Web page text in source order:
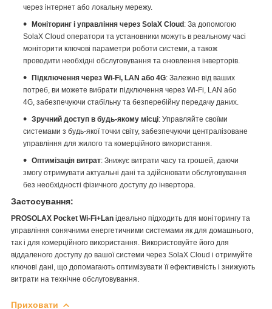
через інтернет або локальну мережу.
Моніторинг і управління через SolaX Cloud: За допомогою
SolaX Cloud оператори та установники можуть в реальному часі
моніторити ключові параметри роботи системи, а також
проводити необхідні обслуговування та оновлення інверторів.
Підключення через Wi-Fi, LAN або 4G: Залежно від ваших
потреб, ви можете вибрати підключення через Wi-Fi, LAN або
4G, забезпечуючи стабільну та безперебійну передачу даних.
Зручний доступ в будь-якому місці: Управляйте своїми
системами з будь-якої точки світу, забезпечуючи централізоване
управління для жилого та комерційного використання.
Оптимізація витрат: Знижує витрати часу та грошей, даючи
змогу отримувати актуальні дані та здійснювати обслуговування
без необхідності фізичного доступу до інвертора.
Застосування:
PROSOLAX Pocket Wi-Fi+Lan ідеально підходить для моніторингу та
управління сонячними енергетичними системами як для домашнього,
так і для комерційного використання. Використовуйте його для
віддаленого доступу до вашої системи через SolaX Cloud і отримуйте
ключові дані, що допомагають оптимізувати її ефективність і знижують
витрати на технічне обслуговування
Приховати